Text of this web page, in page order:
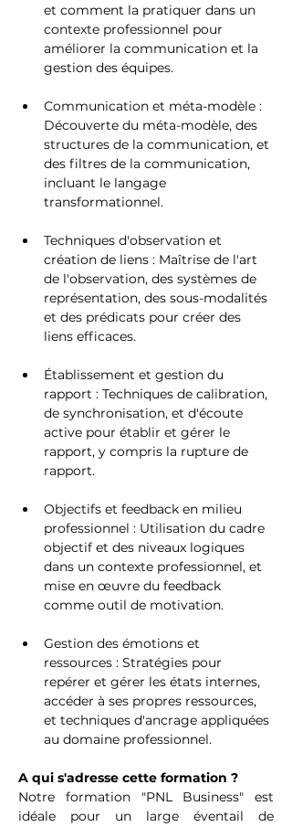
et comment la pratiquer dans un
contexte professionnel pour
améliorer la communication et la
gestion des équipes.
Communication et méta-modèle :
Découverte du méta-modèle, des
structures de la communication, et
des filtres de la communication,
incluant le langage
transformationnel.
Techniques d'observation et
création de liens : Maîtrise de l'art
de l'observation, des systèmes de
représentation, des sous-modalités
et des prédicats pour créer des
liens efficaces.
Établissement et gestion du
rapport : Techniques de calibration,
de synchronisation, et d'écoute
active pour établir et gérer le
rapport, y compris la rupture de
rapport.
Objectifs et feedback en milieu
professionnel : Utilisation du cadre
objectif et des niveaux logiques
dans un contexte professionnel, et
mise en œuvre du feedback
comme outil de motivation.
Gestion des émotions et
ressources : Stratégies pour
repérer et gérer les états internes,
accéder à ses propres ressources,
et techniques d'ancrage appliquées
au domaine professionnel.
A qui s'adresse cette formation ?
Notre formation "PNL Business" est
idéale pour un large éventail de